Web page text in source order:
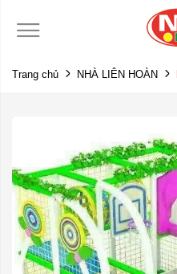
Trang chủ NHÀ LIÊN HOÀN